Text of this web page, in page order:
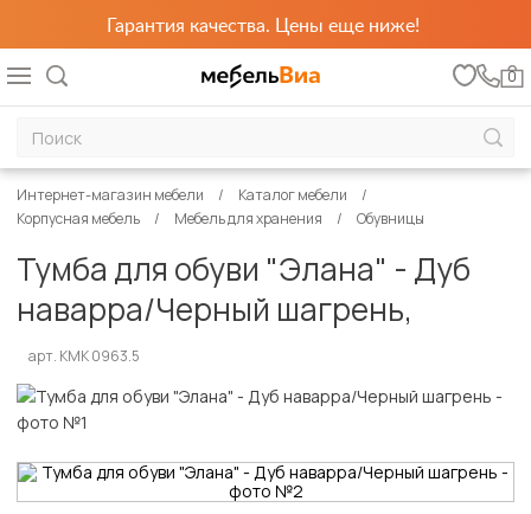
Гарантия качества. Цены еще ниже!
0
Интернет-магазин мебели
Каталог мебели
Корпусная мебель
Мебель для хранения Обувницы
Тумба для обуви "Элана" - Дуб
наварра/Черный шагрень,
арт. КМК 0963.5